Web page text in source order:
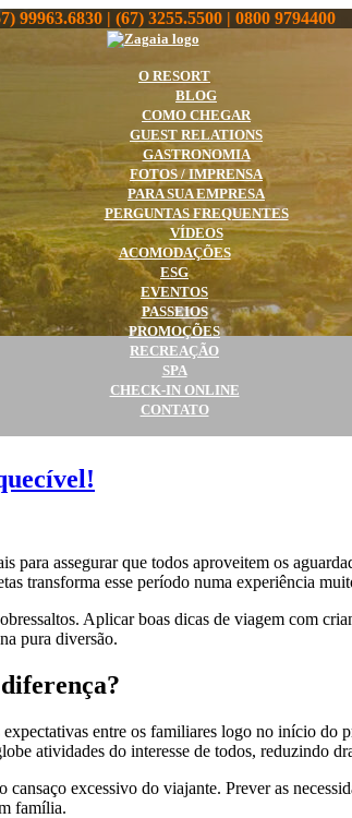
99963.6830 | (67) 3255.5500 | 0800 9794400
O RESORT
BLOG
COMO CHEGAR
GUEST RELATIONS
GASTRONOMIA
FOTOS / IMPRENSA
PARA SUA EMPRESA
PERGUNTAS FREQUENTES
VÍDEOS
ACOMODAÇÕES
ESG
EVENTOS
PASSEIOS
PROMOÇÕES
RECREAÇÃO
SPA
CHECK-IN ONLINE
CONTATO
assegurar que todos aproveitem os
transforma esse período numa experiência
Aplicar boas dicas de viagem com
pura diversão.
entre os familiares logo no início do
atividades do interesse de todos, reduzindo
excessivo do viajante. Prever as
família.